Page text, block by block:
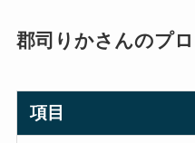
郡司りかさんのプ
項目